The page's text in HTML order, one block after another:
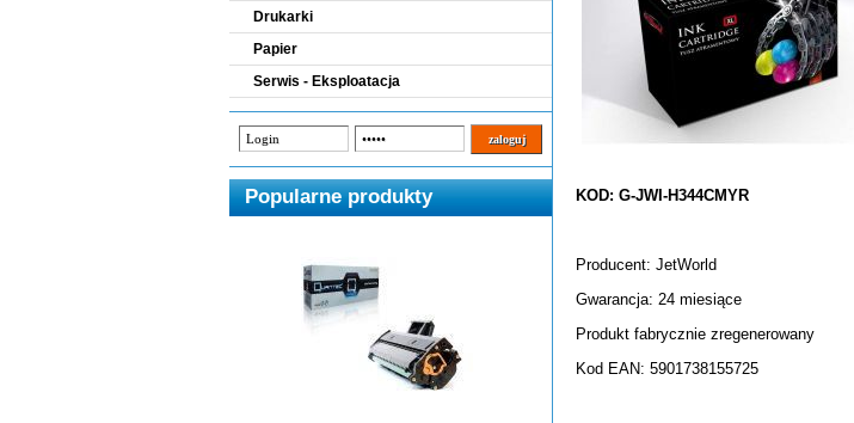
Drukarki
Papier
Serwis - Eksploatacja
Popularne produkty KOD: G-JWI-H344CMYR
Producent: JetWorld
Gwarancja: 24 miesiące
Produkt fabrycznie zregenerowany
Kod EAN: 5901738155725